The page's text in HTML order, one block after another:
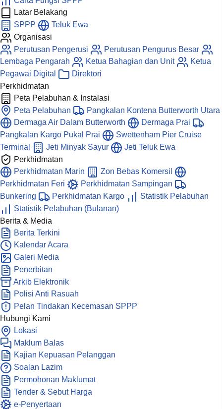
Latar Belakang
SPPP
Teluk Ewa
Organisasi
Perutusan Pengerusi
Perutusan Pengurus Besar
Lembaga Pengarah
Ketua Bahagian dan Unit
Ketua
Pegawai Digital
Direktori
Perkhidmatan
Peta Pelabuhan & Instalasi
Peta Pelabuhan
Pangkalan Kontena Butterworth Utara
Dermaga Air Dalam Butterworth
Dermaga Prai
Pangkalan Kargo Pukal Prai
Swettenham Pier Cruise
Terminal
Jeti Minyak Sayur
Jeti Teluk Ewa
Perkhidmatan
Perkhidmatan Marin
Zon Bebas Komersil
Perkhidmatan Feri
Perkhidmatan Sampingan
Bunkering
Perkhidmatan Kargo
Statistik Pelabuhan
Statistik Pelabuhan (Bulanan)
Berita & Media
Berita Terkini
Kalendar Acara
Galeri Media
Penerbitan
Arkib Elektronik
Polisi Anti Rasuah
Pelan Tindakan Kecemasan SPPP
Hubungi Kami
Lokasi
Maklum Balas
Kajian Kepuasan Pelanggan
Soalan Lazim
Permohonan Maklumat
Tender & Sebut Harga
e-Penyertaan